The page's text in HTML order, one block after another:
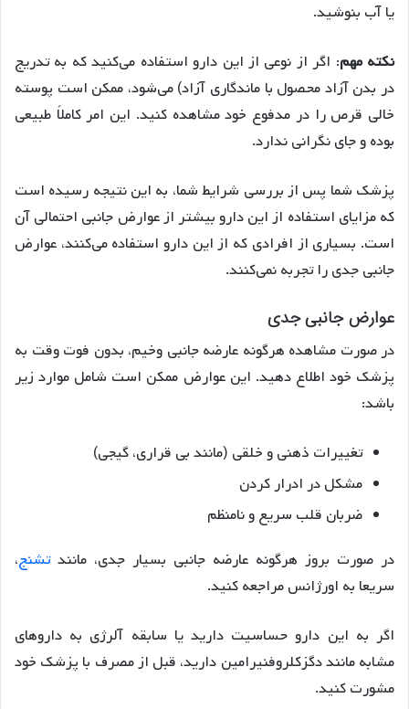
یا آب بنوشید.
نکته مهم: اگر از نوعی از این دارو استفاده می‌کنید که به تدریج
در بدن آزاد محصول با ماندگاری آزاد) می‌شود، ممکن است پوسته
خالی قرص را در مدفوع خود مشاهده کنید. این امر کاملاً طبیعی
بوده و جای نگرانی ندارد.
پزشک شما پس از بررسی شرایط شما، به این نتیجه رسیده است
که مزایای استفاده از این دارو بیشتر از عوارض جانبی احتمالی آن
است. بسیاری از افرادی که از این دارو استفاده می‌کنند، عوارض
جانبی جدی را تجربه نمی‌کنند.
عوارض جانبی جدی
در صورت مشاهده هرگونه عارضه جانبی وخیم، بدون فوت وقت به
پزشک خود اطلاع دهید. این عوارض ممکن است شامل موارد زیر
باشد:
تغییرات ذهنی و خلقی (مانند بی قراری، گیجی)
مشکل در ادرار کردن
ضربان قلب سریع و نامنظم
در صورت بروز هرگونه عارضه جانبی بسیار جدی، مانندتشنج،
سریعا به اورژانس مراجعه کنید.
اگر به این دارو حساسیت دارید یا سابقه آلرژی به داروهای
مشابه مانند دگزکلروفنیرامین دارید، قبل از مصرف با پزشک خود
مشورت کنید.